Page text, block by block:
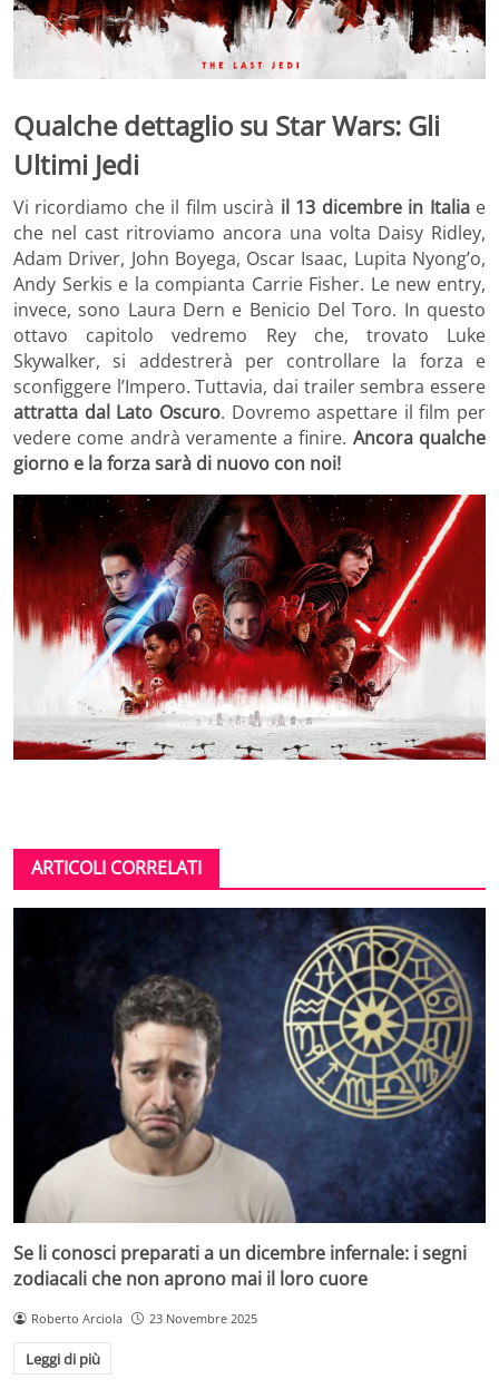
Qualche dettaglio su Star Wars: Gli
Ultimi Jedi
Vi ricordiamo che il film uscirà il 13 dicembre in Italiae
che nel cast ritroviamo ancora una volta Daisy Ridley,
Adam Driver, John Boyega, Oscar Isaac, Lupita Nyong’o,
Andy Serkis e la compianta Carrie Fisher. Le new entry,
invece, sono Laura Dern e Benicio Del Toro. In questo
ottavo capitolo vedremo Rey che, trovato Luke
Skywalker, si addestrerà per controllare la forza e
sconfiggere l’Impero. Tuttavia, dai trailer sembra essere
attratta dal Lato Oscuro. Dovremo aspettare il film per
vedere come andrà veramente a finire. Ancora qualche
giorno e la forza sarà di nuovo con noi!
ARTICOLI CORRELATI
Se li conosci preparati a un dicembre infernale: i segni
zodiacali che non aprono mai il loro cuore
Roberto Arciola 23 Novembre 2025
Leggi di più